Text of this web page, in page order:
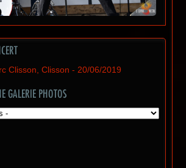
Clisson, Clisson - 20/06/2019
GALERIE PHOTOS